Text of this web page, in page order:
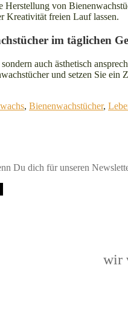
Herstellung von
Kreativität freien Lauf lassen.
im täglichen
auch ästhetisch
und setzen Sie ein
, Bienenwachstücher,
Du dich für unseren
wir